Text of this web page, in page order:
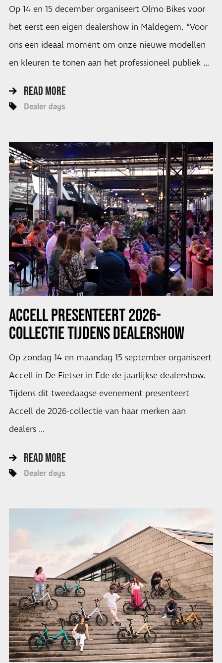
Op 14 en 15 december organiseert Olmo Bikes voor
het eerst een eigen dealershow in Maldegem. “Voor
ons een ideaal moment om onze nieuwe modellen
en kleuren te tonen aan het professioneel publiek …
READ MORE
Dealer days
ACCELL PRESENTEERT 2026-
COLLECTIE TIJDENS DEALERSHOW
Op zondag 14 en maandag 15 september organiseert
Accell in De Fietser in Ede de jaarlijkse dealershow.
Tijdens dit tweedaagse evenement presenteert
Accell de 2026-collectie van haar merken aan
dealers …
READ MORE
Dealer days